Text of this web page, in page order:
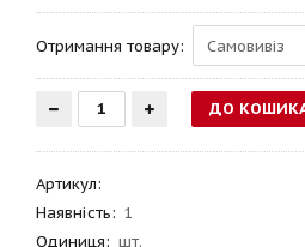
Отримання товару:
Артикул:
Наявність: 1
Одиниця: шт.